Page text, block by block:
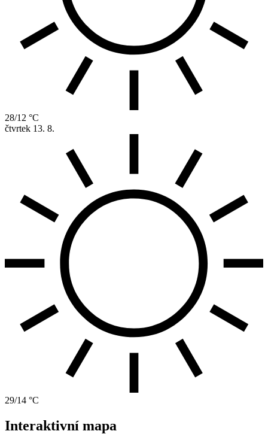
28/12 °C
čtvrtek 13. 8.
29/14 °C
Interaktivní mapa